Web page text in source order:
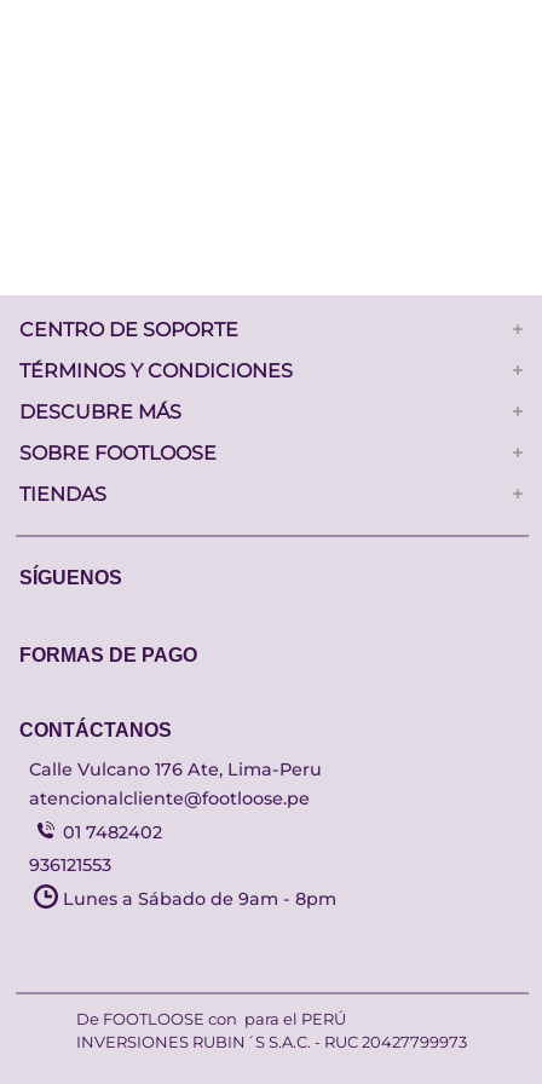
CENTRO DE SOPORTE
+
TÉRMINOS Y CONDICIONES
+
DESCUBRE MÁS
+
SOBRE FOOTLOOSE
+
TIENDAS
+
SÍGUENOS
FORMAS DE PAGO
CONTÁCTANOS
Calle Vulcano 176 Ate, Lima-Peru
atencionalcliente@footloose.pe
01 7482402
936121553
Lunes a Sábado de 9am - 8pm
De FOOTLOOSE con para el PERÚ
INVERSIONES RUBIN´S S.A.C. - RUC 20427799973